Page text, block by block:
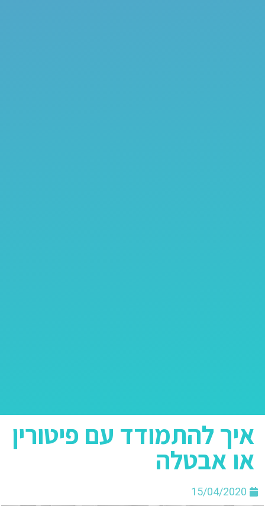
איך להתמודד עם פיטורין
או אבטלה
15/04/2020